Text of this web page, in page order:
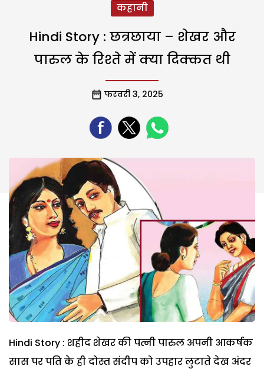
कहानी
Hindi Story : छत्रछाया – शेखर और
पारुल के रिश्ते में क्या दिक्कत थी
फरवरी 3, 2025
Hindi Story : शहीद शेखर की पत्नी पारुल अपनी आकर्षक
सास पर पति के ही दोस्त संदीप को उपहार लुटाते देख अंदर